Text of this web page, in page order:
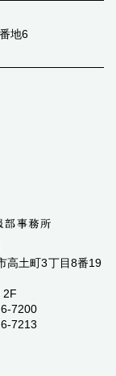
地6
高土町3丁目8番19
2F
7200
7213